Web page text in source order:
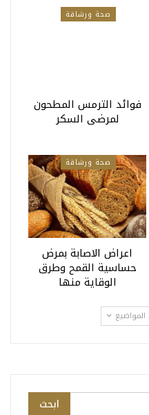
صحة ورشاقة
فوائد الترمس المطحون
لمرضى السكر
صحة ورشاقة
اعراض الاصابة بمرض
حساسية القمح وطرق
الوقاية منها